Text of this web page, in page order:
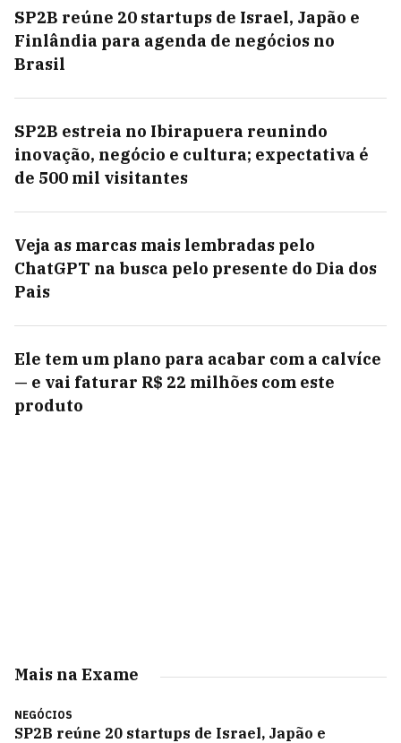
SP2B reúne 20 startups de Israel, Japão e
Finlândia para agenda de negócios no
Brasil
SP2B estreia no Ibirapuera reunindo
inovação, negócio e cultura; expectativa é
de 500 mil visitantes
Veja as marcas mais lembradas pelo
ChatGPT na busca pelo presente do Dia dos
Pais
Ele tem um plano para acabar com a calvíce
— e vai faturar R$ 22 milhões com este
produto
Mais na Exame
NEGÓCIOS
SP2B reúne 20 startups de Israel, Japão e